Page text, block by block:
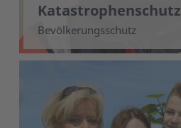
Katastrophenschutz
Bevölkerungsschutz